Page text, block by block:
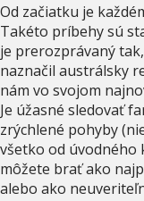
Od začiatku je
Takéto príbehy sú
je prerozprávaný
naznačil austrálsky
nám vo svojom
Je úžasné sledovať
zrýchlené pohyby
všetko od úvodného
môžete brať ako
alebo ako